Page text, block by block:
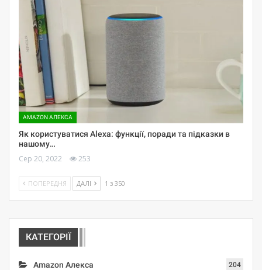
AMAZON АЛЕКСА
Як користуватися Alexa: функції, поради та підказки в
нашому…
Сер 20, 2022 253
ПОПЕРЕДНЯ ДАЛІ 1 з 350
КАТЕГОРІЇ
Amazon Алекса 204